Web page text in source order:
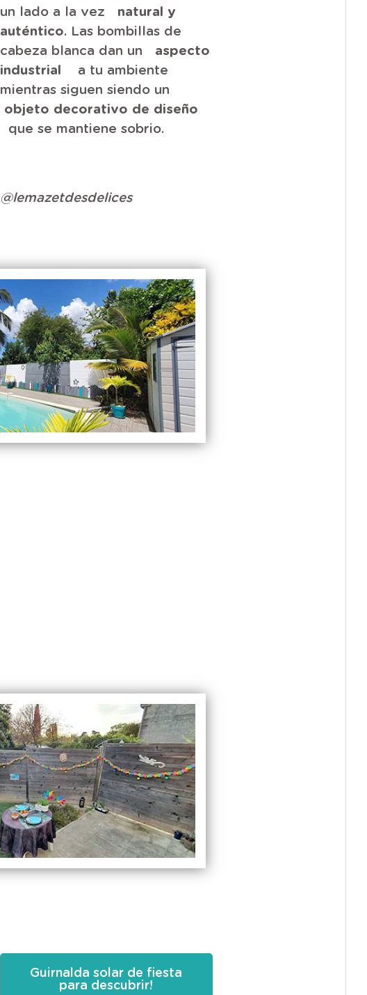
un lado a la vez natural y
auténtico. Las bombillas de
cabeza blanca dan un aspecto
industrial
a tu ambiente
mientras siguen siendo un
objeto decorativo de diseño
que se mantiene sobrio.
@lemazetdesdelices
Guirnalda solar de fiesta
para descubrir!